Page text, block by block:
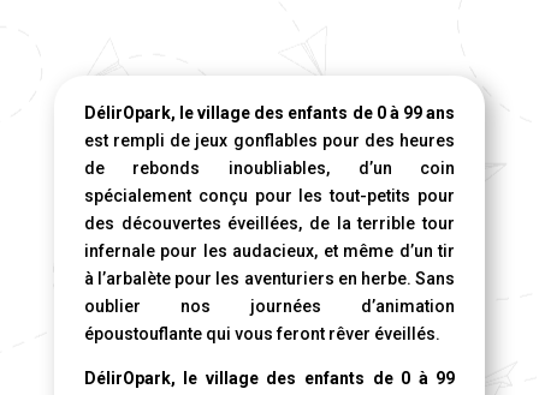
DélirOpark, le village des enfants de 0 à 99 ans
est rempli de jeux gonflables pour des heures
de rebonds inoubliables, d’un coin
spécialement conçu pour les tout-petits pour
des découvertes éveillées, de la terrible tour
infernale pour les audacieux, et même d’un tir
à l’arbalète pour les aventuriers en herbe. Sans
oublier nos journées d’animation
époustouflante qui vous feront rêver éveillés.
DélirOpark, le village des enfants de 0 à 99